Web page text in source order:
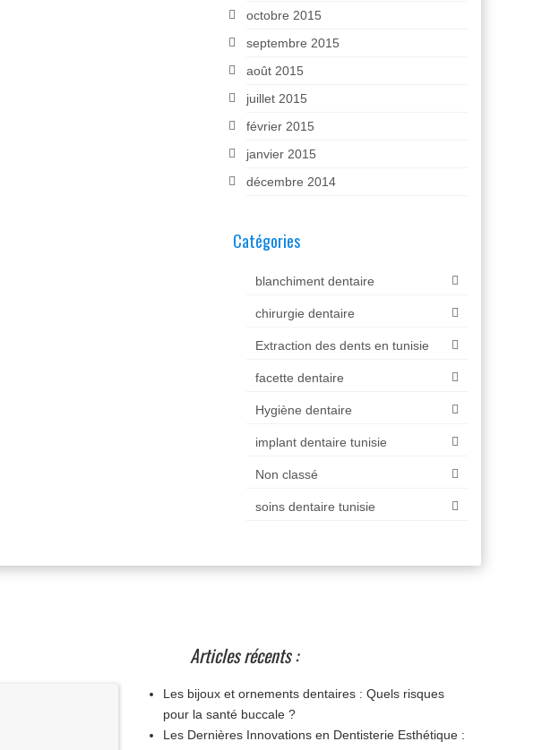
octobre 2015
septembre 2015
août 2015
juillet 2015
février 2015
janvier 2015
décembre 2014
Catégories
blanchiment dentaire
chirurgie dentaire
Extraction des dents en tunisie
facette dentaire
Hygiène dentaire
implant dentaire tunisie
Non classé
soins dentaire tunisie
Articles récents :
Les bijoux et ornements dentaires : Quels risques
pour la santé buccale ?
Les Dernières Innovations en Dentisterie Esthétique :